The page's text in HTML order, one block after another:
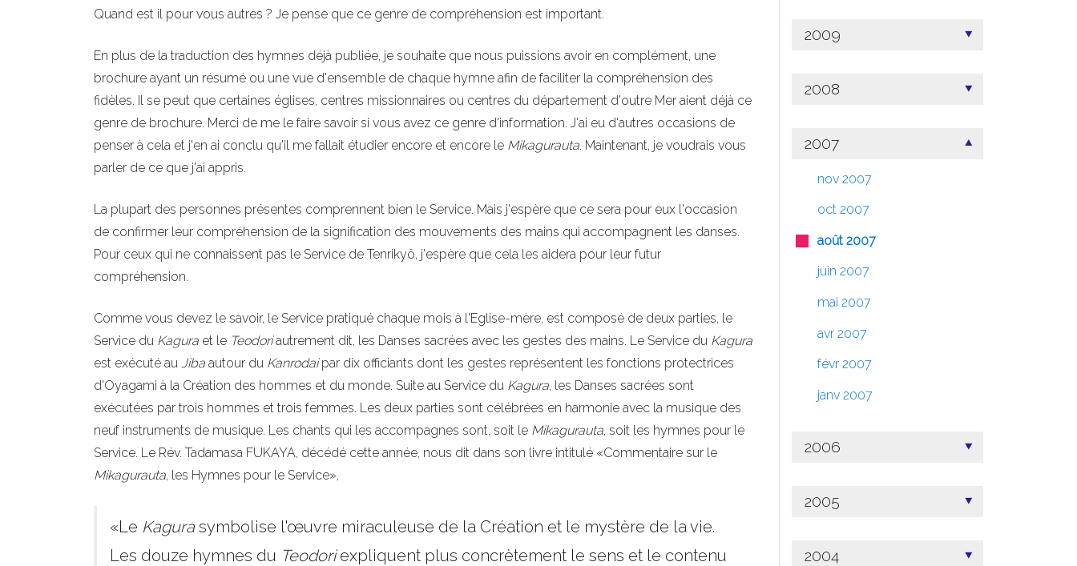
Quand est il pour vous autres ? Je pense que ce genre de compréhension est important.
En plus de la traduction des hymnes déjà publiée, je souhaite que nous puissions avoir en complément, une
brochure ayant un résumé ou une vue d'ensemble de chaque hymne afin de faciliter la compréhension des
fidèles. Il se peut que certaines églises, centres missionnaires ou centres du département d'outre Mer aient déjà ce
genre de brochure. Merci de me le faire savoir si vous avez ce genre d'information. J'ai eu d'autres occasions de
penser à cela et j'en ai conclu qu'il me fallait étudier encore et encore le Mikagurauta. Maintenant, je voudrais vous
parler de ce que j'ai appris.
La plupart des personnes présentes comprennent bien le Service. Mais j'espère que ce sera pour eux l'occasion
de confirmer leur compréhension de la signification des mouvements des mains qui accompagnent les danses.
Pour ceux qui ne connaissent pas le Service de Tenrikyô, j'espère que cela les aidera pour leur futur
compréhension.
Comme vous devez le savoir, le Service pratiqué chaque mois à l'Eglise-mère, est composé de deux parties, le
Service du Kagura et le Teodoriautrement dit, les Danses sacrées avec les gestes des mains. Le Service du Kagura
est exécuté au Jiba autour du Kanrodaipar dix officiants dont les gestes représentent les fonctions protectrices
d'Oyagami à la Création des hommes et du monde. Suite au Service du Kagura, les Danses sacrées sont
exécutées par trois hommes et trois femmes. Les deux parties sont célébrées en harmonie avec la musique des
neuf instruments de musique. Les chants qui les accompagnes sont, soit le Mikagurauta, soit les hymnes pour le
Service. Le Rév. Tadamasa FUKAYA, décédé cette année, nous dit dans son livre intitulé «Commentaire sur le
Mikagurauta, les Hymnes pour le Service»,
«Le Kagura symbolise l'œuvre miraculeuse de la Création et le mystère de la vie.
Les douze hymnes du Teodoriexpliquent plus concrètement le sens et le contenu
2009
2008
2007
nov 2007
oct 2007
août 2007
juin 2007
mai 2007
avr 2007
févr 2007
janv 2007
2006
2005
2004